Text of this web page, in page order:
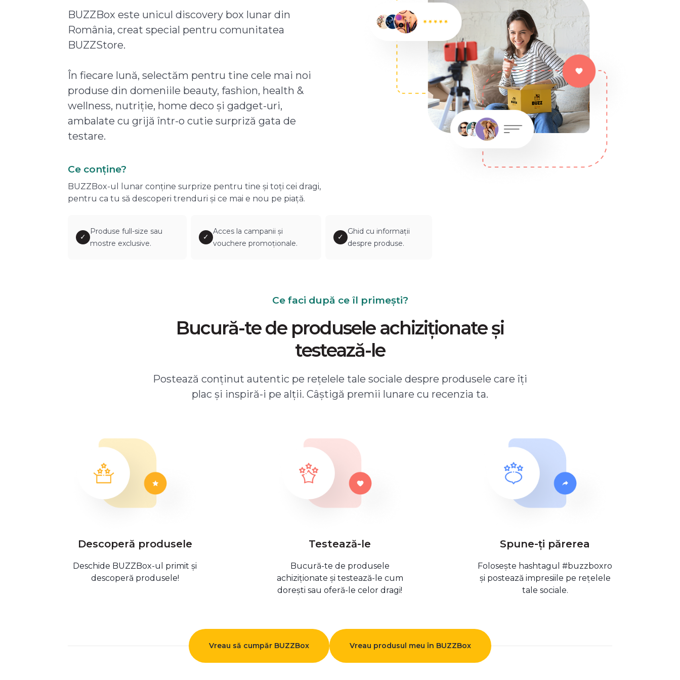
BUZZBox este unicul discovery box lunar din
România, creat special pentru comunitatea
BUZZStore.
În fiecare lună, selectăm pentru tine cele mai noi
produse din domeniile beauty, fashion, health &
wellness, nutriție, home deco și gadget-uri,
ambalate cu grijă într-o cutie surpriză gata de
testare.
Ce conține?
BUZZBox-ul lunar conține surprize pentru tine și toți cei dragi,
pentru ca tu să descoperi trenduri și ce mai e nou pe piață.
✓
Produse full-size sau
mostre exclusive.
✓
Acces la campanii și
vouchere promoționale.
✓
Ghid cu informații
despre produse.
Ce faci după ce îl primești?
Bucură-te de produsele achiziționate și
testează-le
Postează conținut autentic pe rețelele tale sociale despre produsele care îți
plac și inspiră-i pe alții. Câștigă premii lunare cu recenzia ta.
Descoperă produsele
Deschide BUZZBox-ul primit și
descoperă produsele!
Testează-le
Bucură-te de produsele
achiziționate și testează-le cum
dorești sau oferă-le celor dragi!
Spune-ți părerea
Folosește hashtagul #buzzboxro
și postează impresiile pe rețelele
tale sociale.
Vreau să cumpăr BUZZBox Vreau produsul meu în BUZZBox